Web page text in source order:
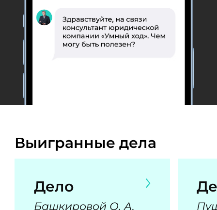
Выигранные дела
Дело
Башкировой О. А.